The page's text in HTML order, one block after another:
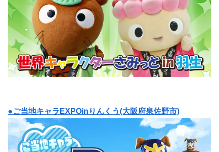
●ご当地キャラEXPOinりんくう(大阪府泉佐野市)